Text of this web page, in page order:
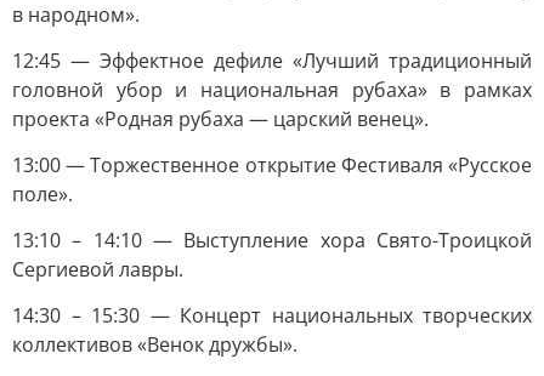
в народном».
12:45 — Эффектное дефиле «Лучший традиционный
головной убор и национальная рубаха» в рамках
проекта «Родная рубаха — царский венец».
13:00 — Торжественное открытие Фестиваля «Русское
поле».
13:10 – 14:10 — Выступление хора Свято-Троицкой
Сергиевой лавры.
14:30 – 15:30 — Концерт национальных творческих
коллективов «Венок дружбы».